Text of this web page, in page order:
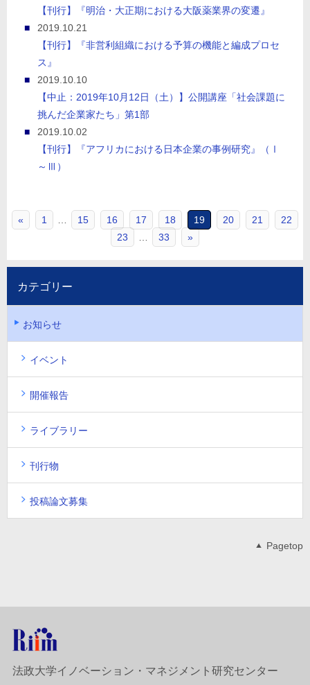
【刊行】『明治・大正期における大阪薬業界の変遷』
2019.10.21
【刊行】『非営利組織における予算の機能と編成プロセ
ス』
2019.10.10
【中止：2019年10月12日（土）】公開講座「社会課題に
挑んだ企業家たち」第1部
2019.10.02
【刊行】『アフリカにおける日本企業の事例研究』（Ⅰ
～Ⅲ）
« 1 15 16 17 18 19 20 21
22
23
33 »
カテゴリー
お知らせ
イベント
開催報告
ライブラリー
刊行物
投稿論文募集
Pagetop
法政大学イノベーション・マネジメント研究センター